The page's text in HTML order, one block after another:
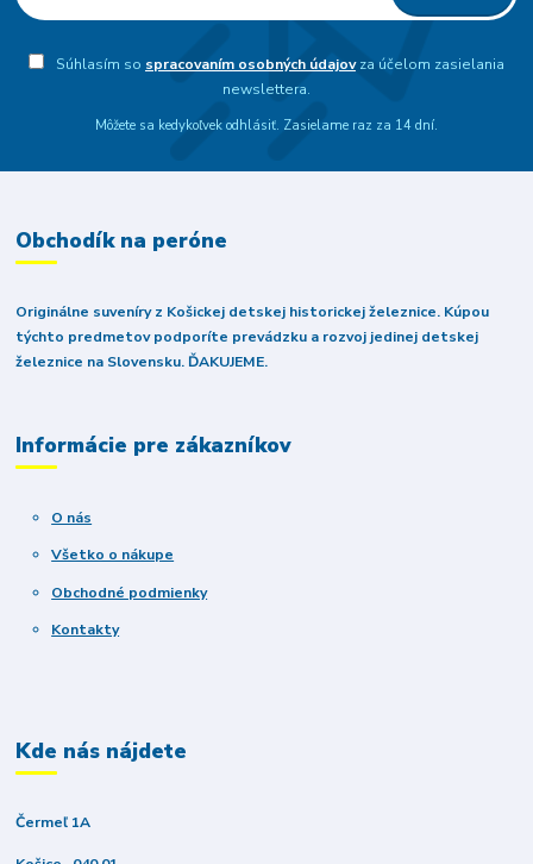
Súhlasím so spracovaním osobných údajovza účelom zasielania
newslettera.
Môžete sa kedykoľvek odhlásiť. Zasielame raz za 14 dní.
Obchodík na peróne
Originálne suveníry z Košickej detskej historickej železnice. Kúpou
týchto predmetov podporíte prevádzku a rozvoj jedinej detskej
železnice na Slovensku. ĎAKUJEME.
Informácie pre zákazníkov
O nás
Všetko o nákupe
Obchodné podmienky
Kontakty
Kde nás nájdete
Čermeľ 1A